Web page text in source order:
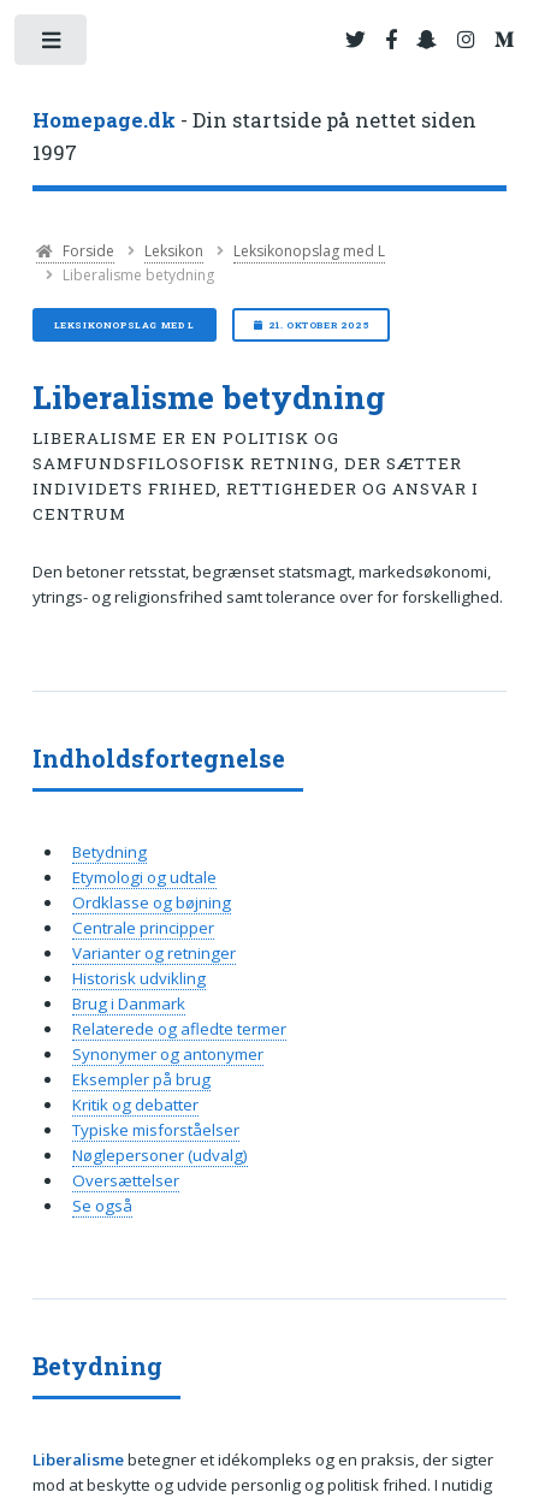
Homepage.dk - Din startside på nettet siden
1997
Forside Leksikon
Leksikonopslag med L
Liberalisme betydning
LEKSIKONOPSLAG MED L 21. OKTOBER 2025
Liberalisme betydning
LIBERALISME ER EN POLITISK OG
SAMFUNDSFILOSOFISK RETNING, DER SÆTTER
INDIVIDETS FRIHED, RETTIGHEDER OG ANSVAR I
CENTRUM
Den betoner retsstat, begrænset statsmagt, markedsøkonomi,
ytrings- og religionsfrihed samt tolerance over for forskellighed.
Betydning
Liberalismebetegner et idékompleks og en praksis, der sigter
mod at beskytte og udvide personlig og politisk frihed. I nutidig
Indholdsfortegnelse
Betydning
Etymologi og udtale
Ordklasse og bøjning
Centrale principper
Varianter og retninger
Historisk udvikling
Brug i Danmark
Relaterede og afledte termer
Synonymer og antonymer
Eksempler på brug
Kritik og debatter
Typiske misforståelser
Nøglepersoner (udvalg)
Oversættelser
Se også